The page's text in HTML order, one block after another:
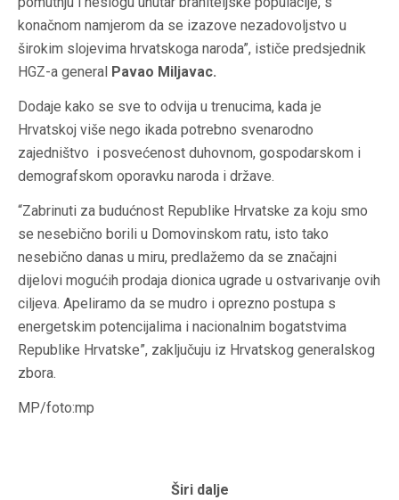
konačnom namjerom da se izazove nezadovoljstvo u
širokim slojevima hrvatskoga naroda”, ističe predsjednik
HGZ-a general Pavao Miljavac.
Dodaje kako se sve to odvija u trenucima, kada je
Hrvatskoj više nego ikada potrebno svenarodno
zajedništvo i posvećenost duhovnom, gospodarskom i
demografskom oporavku naroda i države.
“Zabrinuti za budućnost Republike Hrvatske za koju smo
se nesebično borili u Domovinskom ratu, isto tako
nesebično danas u miru, predlažemo da se značajni
dijelovi mogućih prodaja dionica ugrade u ostvarivanje ovih
ciljeva. Apeliramo da se mudro i oprezno postupa s
energetskim potencijalima i nacionalnim bogatstvima
Republike Hrvatske”, zaključuju iz Hrvatskog generalskog
zbora.
MP/foto:mp
Širi dalje